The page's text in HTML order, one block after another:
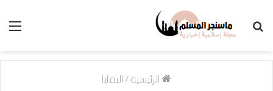
الرئيسية/البقايا